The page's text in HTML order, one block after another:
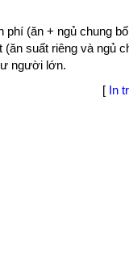
phí (ăn + ngủ chung
suất riêng và ngủ
người lớn.
[ In